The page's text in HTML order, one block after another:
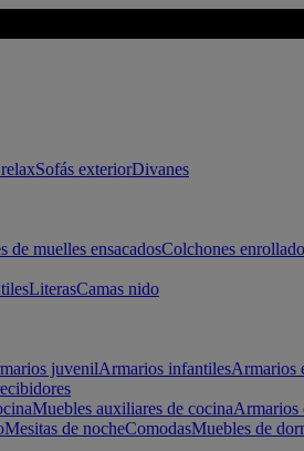
Sofás exteriorDivanes
de muelles ensacadosColchones
LiterasCamas nido
juvenilArmarios infantilesArmarios
Muebles auxiliares de cocinaArmarios
Mesitas de nocheComodasMuebles de